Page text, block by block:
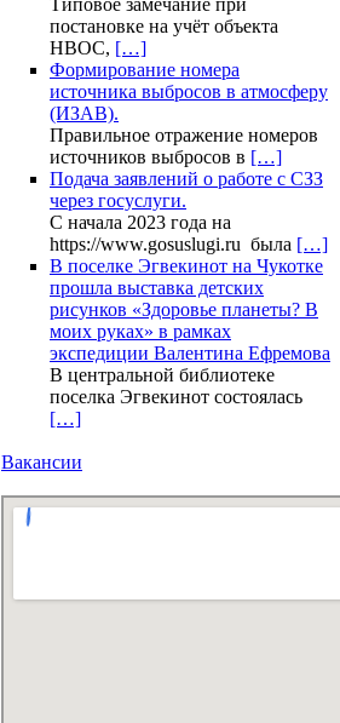
Типовое замечание при
постановке на учёт объекта
НВОС, […]
Формирование номера
источника выбросов в атмосферу
(ИЗАВ).
Правильное отражение номеров
источников выбросов в […]
Подача заявлений о работе с СЗЗ
через госуслуги.
С начала 2023 года на
https://www.gosuslugi.ru была […]
В поселке Эгвекинот на Чукотке
прошла выставка детских
рисунков «Здоровье планеты? В
моих руках» в рамках
экспедиции Валентина Ефремова
В центральной библиотеке
поселка Эгвекинот состоялась
[…]
Вакансии